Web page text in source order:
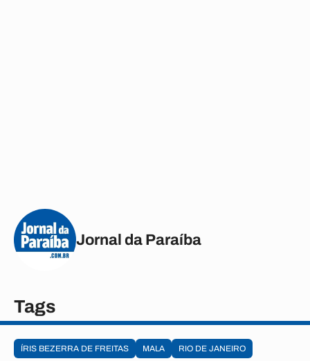
Jornal da Paraíba
Tags
ÍRIS BEZERRA DE FREITAS MALA RIO DE JANEIRO